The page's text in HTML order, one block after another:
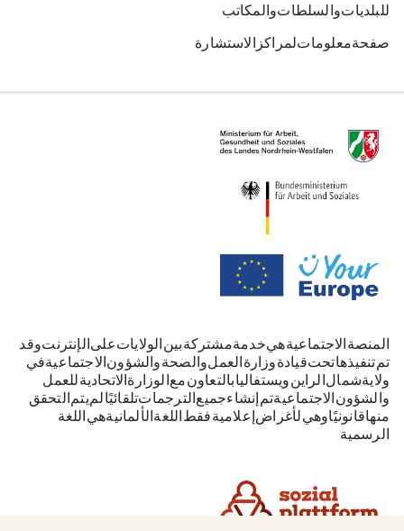
للبلديات والسلطات والمكاتب
صفحة معلومات لمراكز الاستشارة
المنصة الاجتماعية هي خدمة مشتركة بين الولايات على الإنترنت. وقد
تم تنفيذها تحت قيادة وزارة العمل والصحة والشؤون الاجتماعية في
ولاية شمال الراين-ويستفاليا بالتعاون مع الوزارة الاتحادية للعمل
والشؤون الاجتماعية. تم إنشاء جميع الترجمات تلقائيًا. لم يتم التحقق
منها قانونيًا وهي لأغراض إعلامية فقط. اللغة الألمانية هي اللغة
الرسمية.